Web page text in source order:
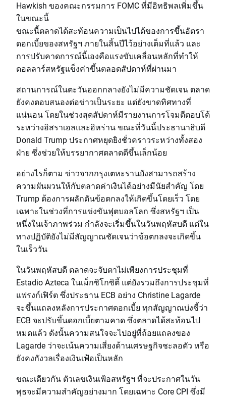
Hawkish ของคณะกรรมการ FOMC ที่มีอิทธิพลเพิ่มขึ้น
ในขณะนี้
ขณะนี้ตลาดได้สะท้อนความเป็นไปได้ของการขึ้นอัตรา
ดอกเบี้ยของสหรัฐฯ ภายในสิ้นปีไว้อย่างเต็มที่แล้ว และ
การปรับคาดการณ์นี้เองคือแรงขับเคลื่อนหลักที่ทำให้
ดอลลาร์สหรัฐแข็งค่าขึ้นตลอดสัปดาห์ที่ผ่านมา
สถานการณ์ในตะวันออกกลางยังไม่มีความชัดเจน ตลาด
ยังคงตอบสนองต่อข่าวเป็นระยะ แต่ยังขาดทิศทางที่
แน่นอน โดยในช่วงสุดสัปดาห์มีรายงานการโจมตีตอบโต้
ระหว่างอิสราเอลและอิหร่าน ขณะที่วันนี้ประธานาธิบดี
Donald Trump ประกาศหยุดยิงชั่วคราวระหว่างทั้งสอง
ฝ่าย ซึ่งช่วยให้บรรยากาศตลาดดีขึ้นเล็กน้อย
อย่างไรก็ตาม ข่าวจากกรุงเตหะรานยังสามารถสร้าง
ความผันผวนให้กับตลาดค่าเงินได้อย่างมีนัยสำคัญ โดย
Trump ต้องการผลักดันข้อตกลงให้เกิดขึ้นโดยเร็ว โดย
เฉพาะในช่วงที่การแข่งขันฟุตบอลโลก ซึ่งสหรัฐฯ เป็น
หนึ่งในเจ้าภาพร่วม กำลังจะเริ่มขึ้นในวันพฤหัสบดี แต่ใน
ทางปฏิบัติยังไม่มีสัญญาณชัดเจนว่าข้อตกลงจะเกิดขึ้น
ในเร็ววัน
ในวันพฤหัสบดี ตลาดจะจับตาไม่เพียงการประชุมที่
Estadio Azteca ในเม็กซิโกซิตี้ แต่ยังรวมถึงการประชุมที่
แฟรงก์เฟิร์ต ซึ่งประธาน ECB อย่าง Christine Lagarde
จะขึ้นแถลงหลังการประกาศดอกเบี้ย ทุกสัญญาณบ่งชี้ว่า
ECB จะปรับขึ้นดอกเบี้ยตามคาด ซึ่งตลาดได้สะท้อนไป
หมดแล้ว ดังนั้นความสนใจจะไปอยู่ที่ถ้อยแถลงของ
Lagarde ว่าจะเน้นความเสี่ยงด้านเศรษฐกิจชะลอตัว หรือ
ยังคงกังวลเรื่องเงินเฟ้อเป็นหลัก
ขณะเดียวกัน ตัวเลขเงินเฟ้อสหรัฐฯ ที่จะประกาศในวัน
พุธจะมีความสำคัญอย่างมาก โดยเฉพาะ Core CPI ซึ่งมี